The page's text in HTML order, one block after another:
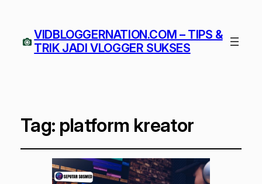
VIDBLOGGERNATION.COM – TIPS &
TRIK JADI VLOGGER SUKSES
Tag: platform kreator